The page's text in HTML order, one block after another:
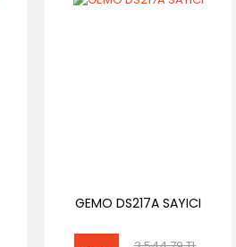
GEMO DS217A SAYICI